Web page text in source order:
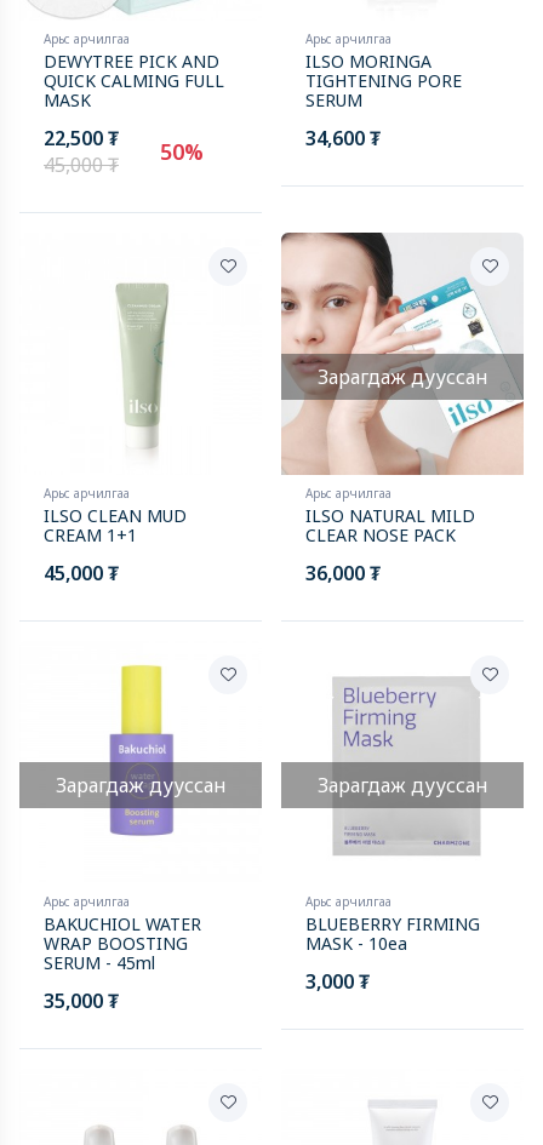
Арьс арчилгаа
DEWYTREE PICK AND
QUICK CALMING FULL
MASK
22,500 ₮
45,000 ₮
50%
Арьс арчилгаа
ILSO MORINGA
TIGHTENING PORE
SERUM
34,600 ₮
Арьс арчилгаа
ILSO CLEAN MUD
CREAM 1+1
45,000 ₮
Зарагдаж дууссан
Арьс арчилгаа
ILSO NATURAL MILD
CLEAR NOSE PACK
36,000 ₮
Зарагдаж дууссан
Арьс арчилгаа
BAKUCHIOL WATER
WRAP BOOSTING
SERUM - 45ml
35,000 ₮
Зарагдаж дууссан
Арьс арчилгаа
BLUEBERRY FIRMING
MASK - 10ea
3,000 ₮